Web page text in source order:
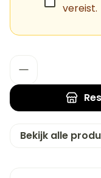
vereist.
Bekijk alle